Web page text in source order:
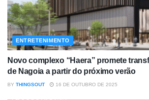
ENTRETENIMENTO
Novo complexo “Haera” promete
de Nagoia a partir do próximo verão
BY THINGSOUT 16 DE OUTUBRO DE 2025